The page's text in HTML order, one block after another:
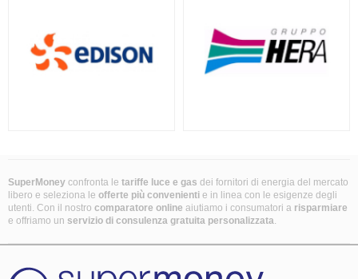
SuperMoney confronta le tariffe luce e gas dei fornitori di energia del mercato
libero e seleziona le offerte più convenienti e in linea con le esigenze degli
utenti. Con il nostro comparatore online aiutiamo i consumatori a risparmiare
e offriamo un servizio di consulenza gratuita personalizzata.